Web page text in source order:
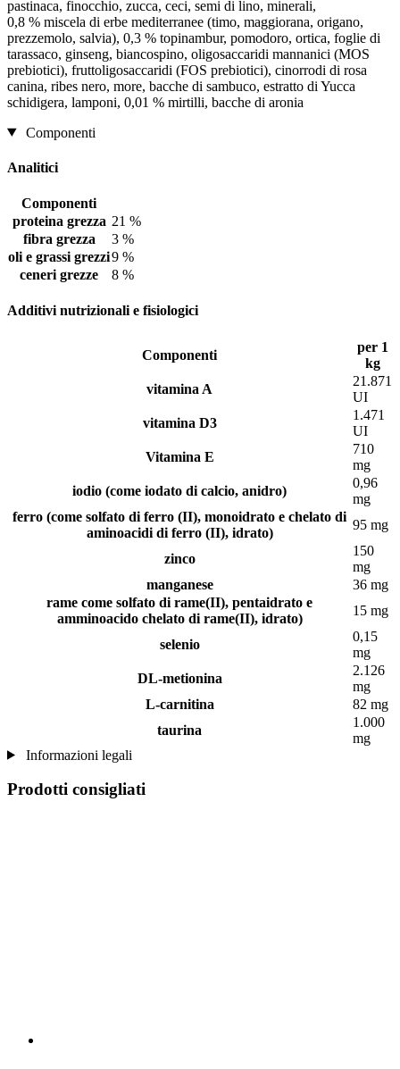
pastinaca, finocchio, zucca, ceci, semi di lino, minerali,
0,8 % miscela di erbe mediterranee (timo, maggiorana, origano,
prezzemolo, salvia), 0,3 % topinambur, pomodoro, ortica, foglie di
tarassaco, ginseng, biancospino, oligosaccaridi mannanici (MOS
prebiotici), fruttoligosaccaridi (FOS prebiotici), cinorrodi di rosa
canina, ribes nero, more, bacche di sambuco, estratto di Yucca
schidigera, lamponi, 0,01 % mirtilli, bacche di aronia
Componenti
Analitici
Componenti
proteina grezza 21 %
fibra grezza
3 %
oli e grassi grezzi9 %
ceneri grezze
8 %
Additivi nutrizionali e fisiologici
Componenti
per 1
kg
vitamina A
21.871
UI
vitamina D3
1.471
UI
Vitamina E
710
mg
iodio (come iodato di calcio, anidro)
0,96
mg
ferro (come solfato di ferro (II), monoidrato e chelato di
aminoacidi di ferro (II), idrato)
95 mg
zinco
150
mg
manganese
36 mg
rame come solfato di rame(II), pentaidrato e
amminoacido chelato di rame(II), idrato)
15 mg
selenio
0,15
mg
DL-metionina
2.126
mg
L-carnitina
82 mg
taurina
1.000
mg
Informazioni legali
Prodotti consigliati